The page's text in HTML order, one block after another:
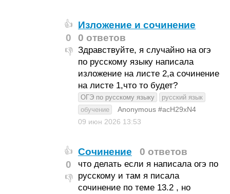
👍
0
👎
Изложение и сочинение
0 ответов
Здравствуйте, я случайно на огэ
по русскому языку написала
изложение на листе 2,а сочинение
на листе 1,что то будет?
ОГЭ по русскому языку
русский язык
обучение
Anonymous #acH29xN4
09 июн 2026 13:53
👍
0
👎
Сочинение 0 ответов
что делать если я написала огэ по
русскому и там я писала
сочинение по теме 13.2 , но